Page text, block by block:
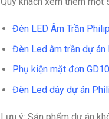
Đèn LED Âm Trần
Đèn Led âm trần dự
Phụ kiện mặt đơn
Đèn Led dây dự án
Lưu ý: Sản phẩm dự án